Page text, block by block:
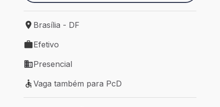
Local de trabalho: Brasília - DF
Brasília - DF
Tipo de vaga: Efetivo
Efetivo
Modelo de trabalho: Presencial
Presencial
Vaga também para PcD
Vaga também para PcD